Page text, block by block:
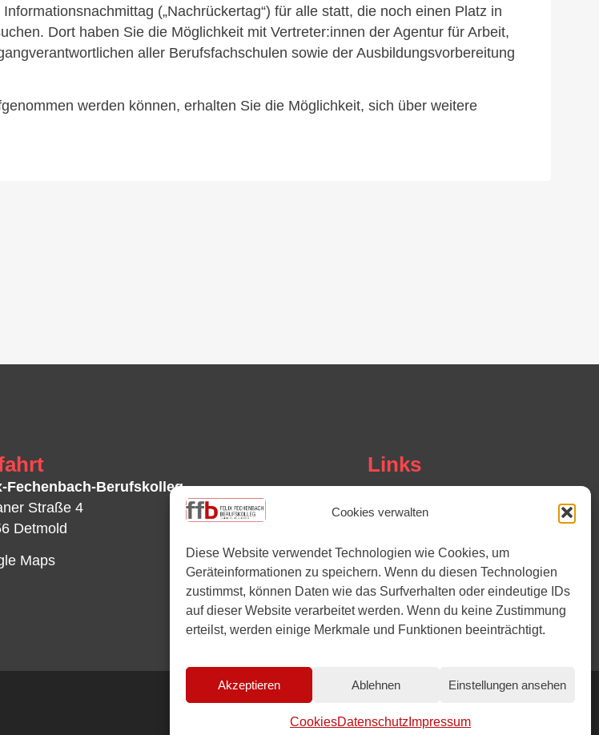
Cookies verwalten
Diese Website verwendet Technologien wie Cookies, um
Geräteinformationen zu speichern. Wenn du diesen Technologien
zustimmst, können Daten wie das Surfverhalten oder eindeutige IDs
auf dieser Website verarbeitet werden. Wenn du keine Zustimmung
erteilst, werden einige Merkmale und Funktionen beeinträchtigt.
Akzeptieren Ablehnen Einstellungen ansehen
CookiesDatenschutz Impressum
(„Nachrückertag“) für alle statt, die noch einen Platz in
Dort haben Sie die Möglichkeit mit Vertreter:innen der Agentur für Arbeit,
aller Berufsfachschulen sowie der Ausbildungsvorbereitung
werden können, erhalten Sie die Möglichkeit, sich über weitere
Fechenbach-Berufskolleg
Straße 4
Detmold
Maps
Links
Instagram